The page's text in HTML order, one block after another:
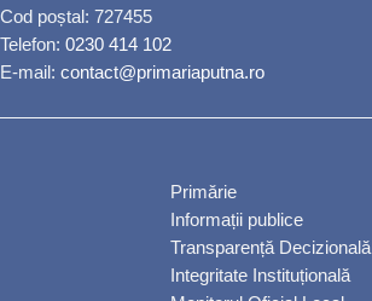
Cod poștal: 727455
Telefon: 0230 414 102
E-mail: contact@primariaputna.ro
Primărie
Informații publice
Transparență Decizională
Integritate Instituțională